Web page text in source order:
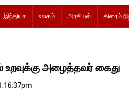
இந்தியா உலகம் அரசியல் கிரைம்
அழைத்தவர் கைது